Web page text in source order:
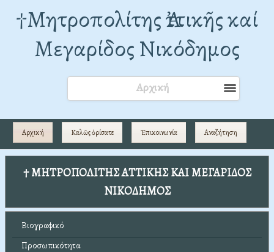
†Mητροπολίτης Ἀττικῆς καί
Μεγαρίδος Νικόδημος
Αρχική
Αρχική Καλῶς ὁρίσατε Ἐπικοινωνία Αναζήτηση
† ΜΗΤΡΟΠΟΛΙΤΗΣ ΑΤΤΙΚΗΣ ΚΑΙ ΜΕΓΑΡΙΔΟΣ
ΝΙΚΟΔΗΜΟΣ
Βιογραφικό
Προσωπικότητα